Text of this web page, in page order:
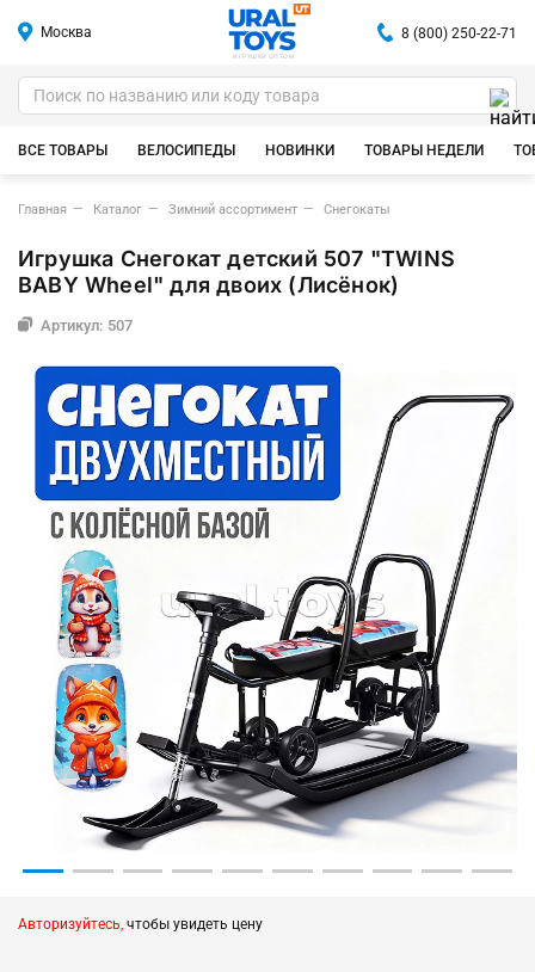
Москва
ИГРУШКИ ОПТОМ
8 (800) 250-22-71
ВСЕ ТОВАРЫ ВЕЛОСИПЕДЫ НОВИНКИ ТОВАРЫ НЕДЕЛИ
Главная Каталог Зимний ассортимент Снегокаты
Игрушка Снегокат детский 507 "TWINS
BABY Wheel" для двоих (Лисёнок)
Артикул: 507
Авторизуйтесь, чтобы увидеть цену